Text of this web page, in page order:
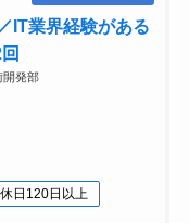
IT業界経験がある
開発部
日120日以上